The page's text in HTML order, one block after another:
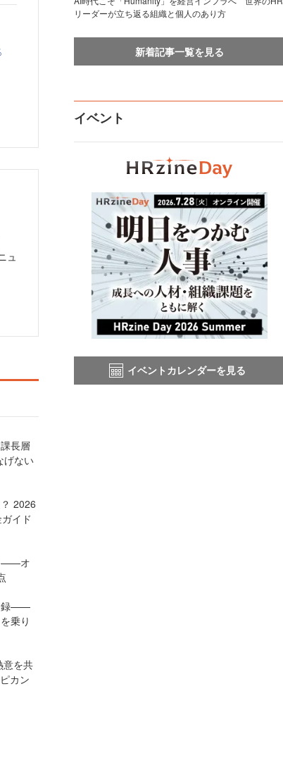
ュ
長層
げない
2026
イド
——オ
録——
乗り
意を共
カン
リーダーが立ち返る組織と個人のあり方
新着記事一覧を見る
イベント
イベントカレンダーを見る